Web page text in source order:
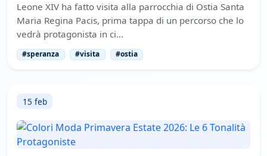
Leone XIV ha fatto visita alla parrocchia di Ostia Santa
Maria Regina Pacis, prima tappa di un percorso che lo
vedrà protagonista in ci…
#speranza #visita #ostia
15 feb